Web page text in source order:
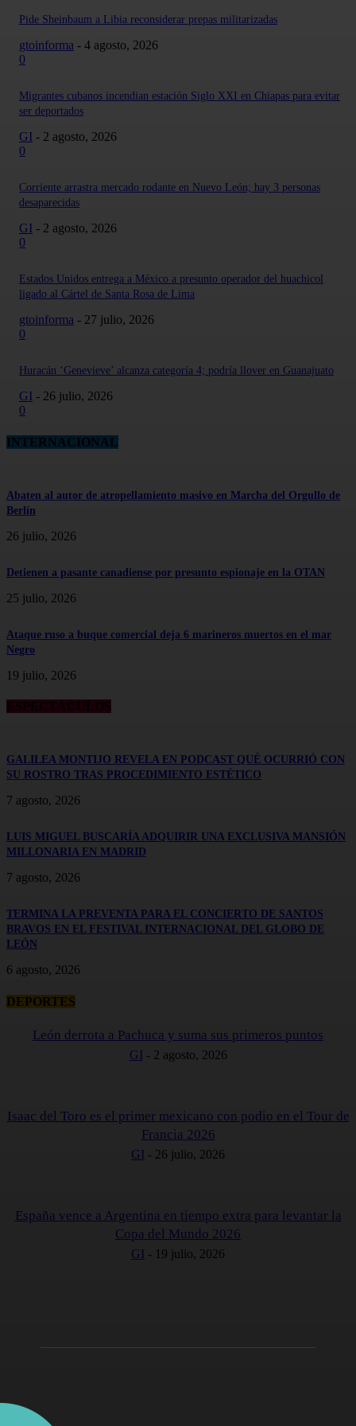
Pide Sheinbaum a Libia reconsiderar prepas militarizadas
gtoinforma - 4 agosto, 2026
0
Migrantes cubanos incendian estación Siglo XXI en Chiapas para evitar
ser deportados
GI - 2 agosto, 2026
0
Corriente arrastra mercado rodante en Nuevo León; hay 3 personas
desaparecidas
GI - 2 agosto, 2026
0
Estados Unidos entrega a México a presunto operador del huachicol
ligado al Cártel de Santa Rosa de Lima
gtoinforma - 27 julio, 2026
0
Huracán ‘Genevieve’ alcanza categoría 4; podría llover en Guanajuato
GI - 26 julio, 2026
0
INTERNACIONAL
Abaten al autor de atropellamiento masivo en Marcha del Orgullo de
Berlín
26 julio, 2026
Detienen a pasante canadiense por presunto espionaje en la OTAN
25 julio, 2026
Ataque ruso a buque comercial deja 6 marineros muertos en el mar
Negro
19 julio, 2026
ESPECTÁCULOS
GALILEA MONTIJO REVELA EN PODCAST QUÉ OCURRIÓ CON
SU ROSTRO TRAS PROCEDIMIENTO ESTÉTICO
7 agosto, 2026
LUIS MIGUEL BUSCARÍA ADQUIRIR UNA EXCLUSIVA MANSIÓN
MILLONARIA EN MADRID
7 agosto, 2026
TERMINA LA PREVENTA PARA EL CONCIERTO DE SANTOS
BRAVOS EN EL FESTIVAL INTERNACIONAL DEL GLOBO DE
LEÓN
6 agosto, 2026
DEPORTES
León derrota a Pachuca y suma sus primeros puntos
GI - 2 agosto, 2026
Isaac del Toro es el primer mexicano con podio en el Tour de
Francia 2026
GI - 26 julio, 2026
España vence a Argentina en tiempo extra para levantar la
Copa del Mundo 2026
GI - 19 julio, 2026